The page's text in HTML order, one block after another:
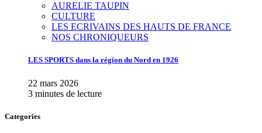
AURELIE TAUPIN
CULTURE
LES ECRIVAINS DES HAUTS DE FRANCE
NOS CHRONIQUEURS
LES SPORTS dans la région du Nord en 1926
22 mars 2026
3 minutes de lecture
Categories